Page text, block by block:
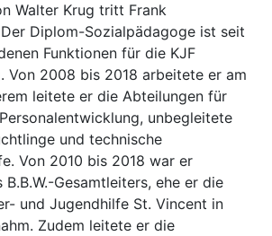
Walter Krug tritt Frank
Diplom-Sozialpädagoge ist seit
Funktionen für die KJF
Von 2008 bis 2018 arbeitete er am
leitete er die Abteilungen für
unbegleitete
und technische
Von 2010 bis 2018 war er
Gesamtleiters, ehe er die
und Jugendhilfe St. Vincent in
Zudem leitete er die